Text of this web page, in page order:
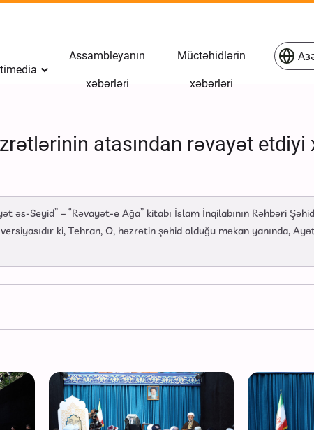
Assambleyanın
xəbərləri
Müctəhidlərin
xəbərləri
atasından rəvayət etdiyi
Seyid” – “Rəvayət-e Ağa” kitabı İslam İnqilabının Rəhbəri
ki, Tehran, O, həzrətin şəhid olduğu məkan yanında,